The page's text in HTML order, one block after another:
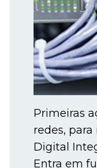
Primeiras
redes,
Digital
Entra em